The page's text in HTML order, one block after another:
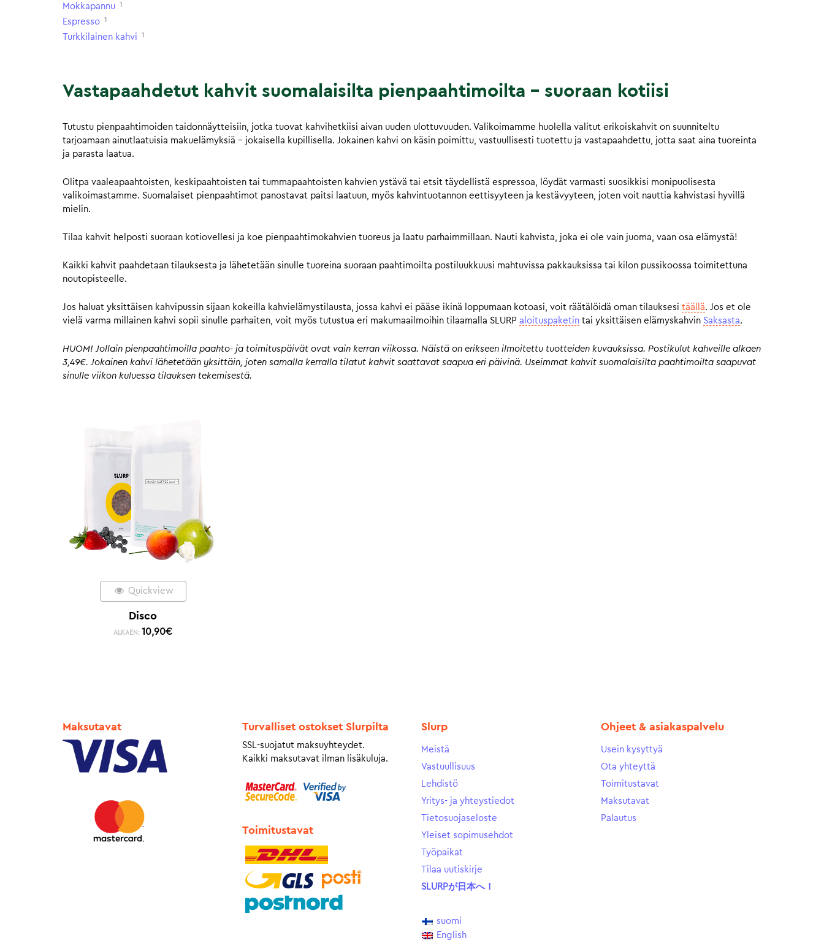
Mokkapannu 1
Espresso 1
Turkkilainen kahvi 1
Vastapaahdetut kahvit suomalaisilta pienpaahtimoilta – suoraan kotiisi
Tutustu pienpaahtimoiden taidonnäytteisiin, jotka tuovat kahvihetkiisi aivan uuden ulottuvuuden. Valikoimamme huolella valitut erikoiskahvit on suunniteltu
tarjoamaan ainutlaatuisia makuelämyksiä – jokaisella kupillisella. Jokainen kahvi on käsin poimittu, vastuullisesti tuotettu ja vastapaahdettu, jotta saat aina tuoreinta
ja parasta laatua.
Olitpa vaaleapaahtoisten, keskipaahtoisten tai tummapaahtoisten kahvien ystävä tai etsit täydellistä espressoa, löydät varmasti suosikkisi monipuolisesta
valikoimastamme. Suomalaiset pienpaahtimot panostavat paitsi laatuun, myös kahvintuotannon eettisyyteen ja kestävyyteen, joten voit nauttia kahvistasi hyvillä
mielin.
Tilaa kahvit helposti suoraan kotiovellesi ja koe pienpaahtimokahvien tuoreus ja laatu parhaimmillaan. Nauti kahvista, joka ei ole vain juoma, vaan osa elämystä!
Kaikki kahvit paahdetaan tilauksesta ja lähetetään sinulle tuoreina suoraan paahtimoilta postiluukkuusi mahtuvissa pakkauksissa tai kilon pussikoossa toimitettuna
noutopisteelle.
Jos haluat yksittäisen kahvipussin sijaan kokeilla kahvielämystilausta, jossa kahvi ei pääse ikinä loppumaan kotoasi, voit räätälöidä oman tilauksesi täällä. Jos et ole
vielä varma millainen kahvi sopii sinulle parhaiten, voit myös tutustua eri makumaailmoihin tilaamalla SLURP aloituspaketin tai yksittäisen elämyskahvin Saksasta.
HUOM! Jollain pienpaahtimoilla paahto- ja toimituspäivät ovat vain kerran viikossa. Näistä on erikseen ilmoitettu tuotteiden kuvauksissa. Postikulut kahveille alkaen
3,49€. Jokainen kahvi lähetetään yksittäin, joten samalla kerralla tilatut kahvit saattavat saapua eri päivinä. Useimmat kahvit suomalaisilta paahtimoilta saapuvat
sinulle viikon kuluessa tilauksen tekemisestä.
Quickview
Disco
ALKAEN: 10,90€
Maksutavat Turvalliset ostokset Slurpilta
SSL-suojatut maksuyhteydet.
Kaikki maksutavat ilman lisäkuluja.
Toimitustavat
Slurp
Meistä
Vastuullisuus
Lehdistö
Yritys- ja yhteystiedot
Tietosuojaseloste
Yleiset sopimusehdot
Työpaikat
Tilaa uutiskirje
SLURPが日本へ！
suomi
English
Ohjeet & asiakaspalvelu
Usein kysyttyä
Ota yhteyttä
Toimitustavat
Maksutavat
Palautus